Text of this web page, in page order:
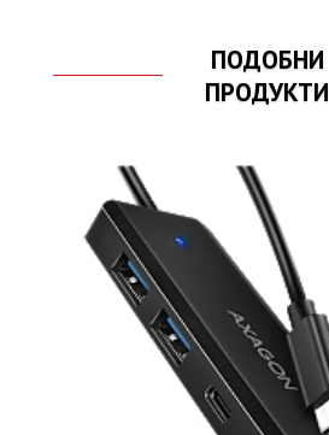
ПОДОБНИ
ПРОДУКТИ